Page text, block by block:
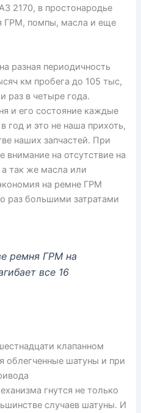
2170, в простонародье
ГРМ, помпы, масла и еще
разная периодичность
км пробега до 105 тыс,
раз в четыре года.
и его состояние каждые
год и это не наша прихоть,
наших запчастей. При
на отсутствие на
так же масла или
на ремне ГРМ
раз большими затратами
ремня ГРМ на
все 16
клапанном
облегченные шатуны и при
гнутся не только
случаев шатуны. И